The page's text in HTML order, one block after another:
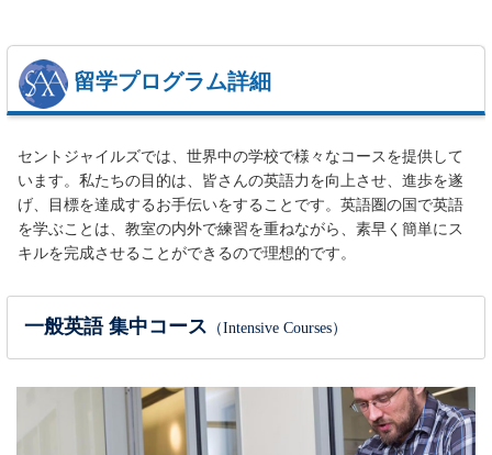
留学プログラム詳細
セントジャイルズでは、世界中の学校で様々なコースを提供して
います。私たちの目的は、皆さんの英語力を向上させ、進歩を遂
げ、目標を達成するお手伝いをすることです。英語圏の国で英語
を学ぶことは、教室の内外で練習を重ねながら、素早く簡単にス
キルを完成させることができるので理想的です。
一般英語 集中コース （Intensive Courses）